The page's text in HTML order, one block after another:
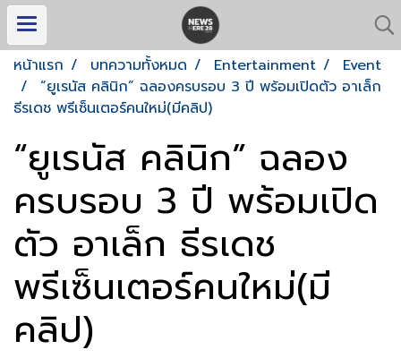
หน้าแรก บทความทั้งหมด Entertainment
Event
“ยูเรนัส คลินิก” ฉลองครบรอบ 3 ปี พร้อมเปิดตัว อาเล็ก
ธีรเดช พรีเซ็นเตอร์คนใหม่(มีคลิป)
“ยูเรนัส คลินิก” ฉลอง
ครบรอบ 3 ปี พร้อมเปิด
ตัว อาเล็ก ธีรเดช
พรีเซ็นเตอร์คนใหม่(มี
คลิป)